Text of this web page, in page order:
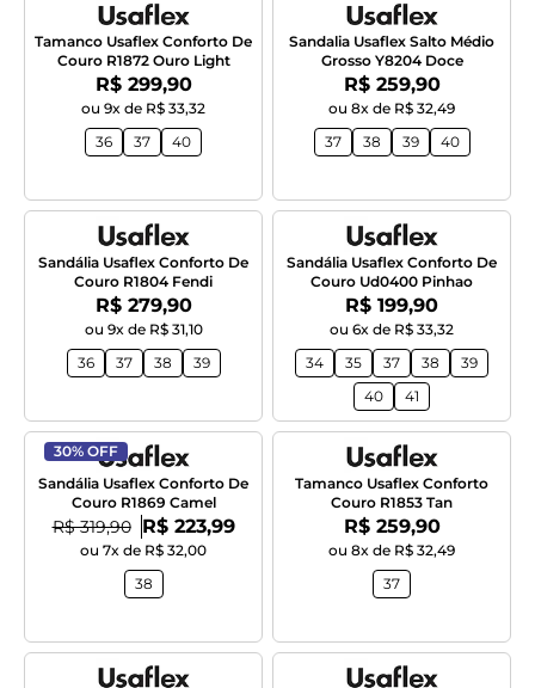
Tamanco Usaflex Conforto De
Couro R1872 Ouro Light
Por:
R$ 299,90
ou 9x de R$ 33,32
36
37 40
Sandalia Usaflex Salto Médio
Grosso Y8204 Doce
Por:
R$ 259,90
ou 8x de R$ 32,49
37
38 39 40
Sandália Usaflex Conforto De
Couro R1804 Fendi
Por:
R$ 279,90
ou 9x de R$ 31,10
36
37 38 39
Sandália Usaflex Conforto De
Couro Ud0400 Pinhao
Por:
R$ 199,90
ou 6x de R$ 33,32
34
35 37 38
39
40
41
30% OFF
Sandália Usaflex Conforto De
Couro R1869 Camel
De:
R$ 319,90 Por:
R$ 223,99
ou 7x de R$ 32,00
38
Tamanco Usaflex Conforto
Couro R1853 Tan
Por:
R$ 259,90
ou 8x de R$ 32,49
37